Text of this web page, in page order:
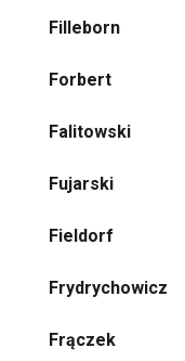
Filleborn
Forbert
Falitowski
Fujarski
Fieldorf
Frydrychowicz
Frączek